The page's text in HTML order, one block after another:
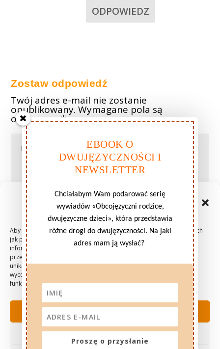
Zarządzaj zgodami plików
cookie
Aby zapewnić jak najlepsze wrażenia, korzystamy z technologii, takich
jak pliki cookie, do przechowywania i/lub uzyskiwania dostępu do
informacji o urządzeniu. Zgoda na te technologie pozwoli nam
przetwarzać dane, takie jak zachowanie podczas przeglądania lub
unikalne identyfikatory na tej stronie. Brak wyrażenia zgody lub
wycofanie zgody może niekorzystnie wpłynąć na niektóre cechy i
funkcje.
ODMÓW
ODPOWIEDZ
Zostaw odpowiedź
Twój adres e-mail nie zostanie
opublikowany. Wymagane pola są
oznaczone*
Mentions legales i ogólne warunki
EBOOK O
DWUJĘZYCZNOŚCI I
NEWSLETTER
Chciałabym Wam podarować serię
wywiadów «Obcojęzyczni rodzice,
dwujęzyczne dzieci», która przedstawia
różne drogi do dwujęzyczności. Na jaki
adres mam ją wysłać?
Proszę o przysłanie